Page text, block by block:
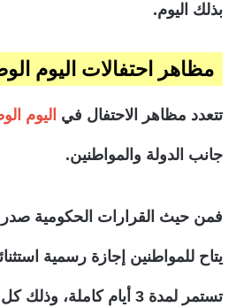
بذلك اليوم.
مظاهر احتفالات اليوم
تتعدد مظاهر الاحتفال في اليوم
جانب الدولة والمواطنين.
يتاح للمواطنين إجازة رسمية
تستمر لمدة 3 أيام كاملة، وذلك كل عام.